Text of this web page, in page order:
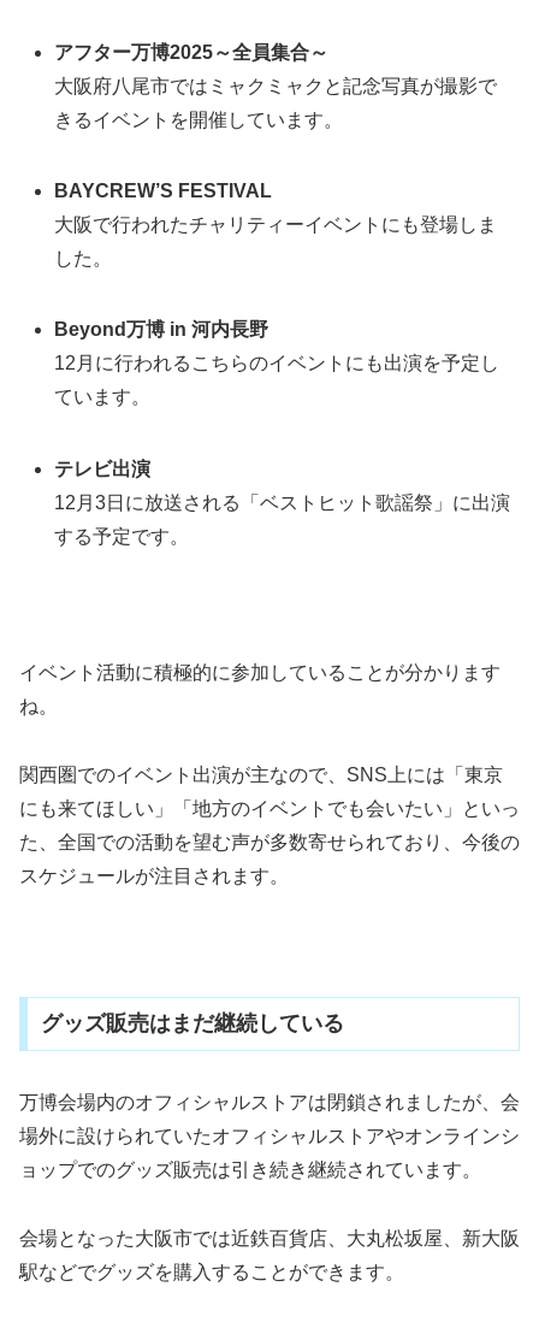
アフター万博2025～全員集合～
大阪府八尾市ではミャクミャクと記念写真が撮影で
きるイベントを開催しています。
BAYCREW’S FESTIVAL
大阪で行われたチャリティーイベントにも登場しま
した。
Beyond万博 in 河内長野
12月に行われるこちらのイベントにも出演を予定し
ています。
テレビ出演
12月3日に放送される「ベストヒット歌謡祭」に出演
する予定です。
イベント活動に積極的に参加していることが分かります
ね。
関西圏でのイベント出演が主なので、SNS上には「東京
にも来てほしい」「地方のイベントでも会いたい」といっ
た、全国での活動を望む声が多数寄せられており、今後の
スケジュールが注目されます。
グッズ販売はまだ継続している
万博会場内のオフィシャルストアは閉鎖されましたが、会
場外に設けられていたオフィシャルストアやオンラインシ
ョップでのグッズ販売は引き続き継続されています。
会場となった大阪市では近鉄百貨店、大丸松坂屋、新大阪
駅などでグッズを購入することができます。